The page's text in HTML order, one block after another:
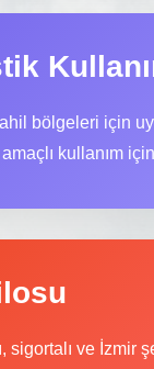
bölgeleri için
kullanım
sigortalı ve İzmir